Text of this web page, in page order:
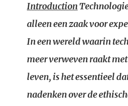
Introduction
alleen een zaak voor
In een wereld waarin
meer verweven raakt
leven, is het essentieel
nadenken over de